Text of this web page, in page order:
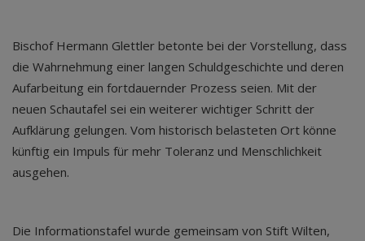
Bischof Hermann Glettler betonte bei der Vorstellung, dass
die Wahrnehmung einer langen Schuldgeschichte und deren
Aufarbeitung ein fortdauernder Prozess seien. Mit der
neuen Schautafel sei ein weiterer wichtiger Schritt der
Aufklärung gelungen. Vom historisch belasteten Ort könne
künftig ein Impuls für mehr Toleranz und Menschlichkeit
ausgehen.
Die Informationstafel wurde gemeinsam von Stift Wilten,